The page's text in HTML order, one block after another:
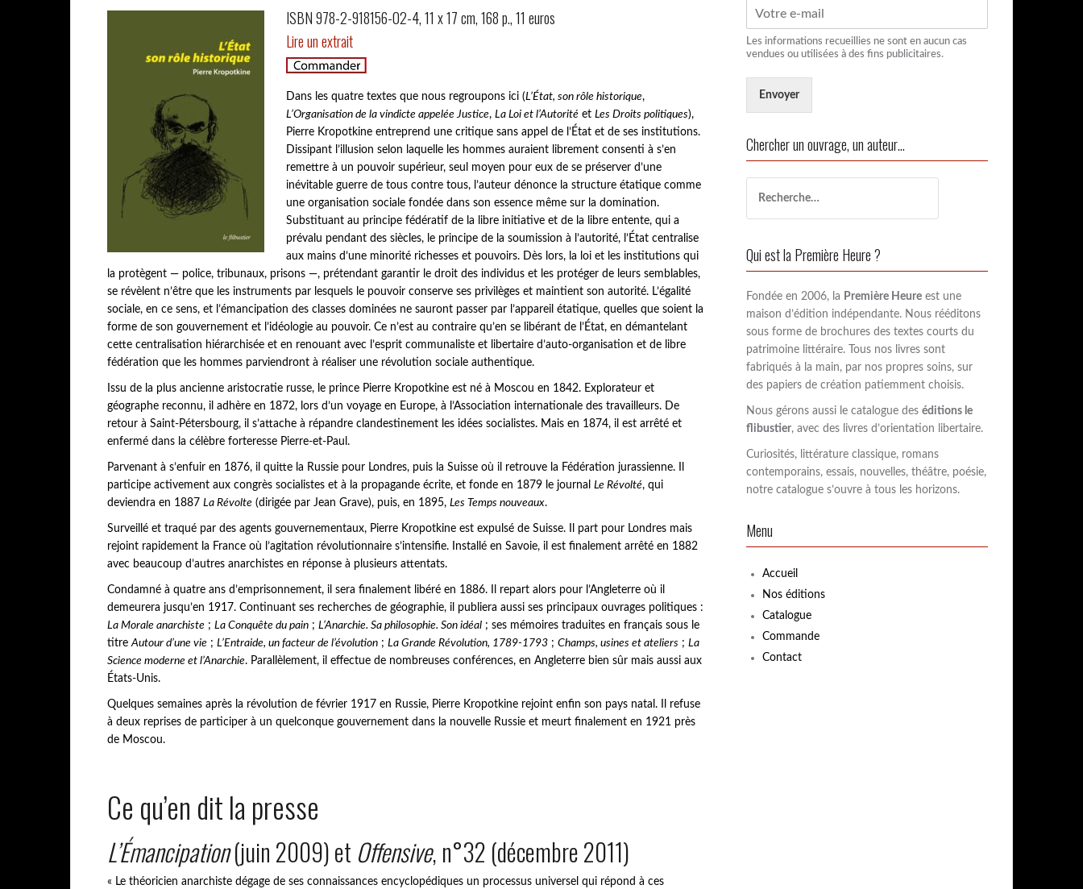
ISBN 978-2-918156-02-4, 11 x 17 cm, 168 p., 11 euros
Lire un extrait
Dans les quatre textes que nous regroupons ici (L’État, son rôle historique,
L’Organisation de la vindicte appelée Justice, La Loi et l’Autorité et Les Droits politiques),
Pierre Kropotkine entreprend une critique sans appel de l’État et de ses institutions.
Dissipant l’illusion selon laquelle les hommes auraient librement consenti à s’en
remettre à un pouvoir supérieur, seul moyen pour eux de se préserver d’une
inévitable guerre de tous contre tous, l’auteur dénonce la structure étatique comme
une organisation sociale fondée dans son essence même sur la domination.
Substituant au principe fédératif de la libre initiative et de la libre entente, qui a
prévalu pendant des siècles, le principe de la soumission à l’autorité, l’État centralise
aux mains d’une minorité richesses et pouvoirs. Dès lors, la loi et les institutions qui
la protègent — police, tribunaux, prisons —, prétendant garantir le droit des individus et les protéger de leurs semblables,
se révèlent n’être que les instruments par lesquels le pouvoir conserve ses privilèges et maintient son autorité. L’égalité
sociale, en ce sens, et l’émancipation des classes dominées ne sauront passer par l’appareil étatique, quelles que soient la
forme de son gouvernement et l’idéologie au pouvoir. Ce n’est au contraire qu’en se libérant de l’État, en démantelant
cette centralisation hiérarchisée et en renouant avec l’esprit communaliste et libertaire d’auto-organisation et de libre
fédération que les hommes parviendront à réaliser une révolution sociale authentique.
Issu de la plus ancienne aristocratie russe, le prince Pierre Kropotkine est né à Moscou en 1842. Explorateur et
géographe reconnu, il adhère en 1872, lors d’un voyage en Europe, à l’Association internationale des travailleurs. De
retour à Saint-Pétersbourg, il s’attache à répandre clandestinement les idées socialistes. Mais en 1874, il est arrêté et
enfermé dans la célèbre forteresse Pierre-et-Paul.
Parvenant à s’enfuir en 1876, il quitte la Russie pour Londres, puis la Suisse où il retrouve la Fédération jurassienne. Il
participe activement aux congrès socialistes et à la propagande écrite, et fonde en 1879 le journal Le Révolté, qui
deviendra en 1887 La Révolte (dirigée par Jean Grave), puis, en 1895, Les Temps nouveaux.
Surveillé et traqué par des agents gouvernementaux, Pierre Kropotkine est expulsé de Suisse. Il part pour Londres mais
rejoint rapidement la France où l’agitation révolutionnaire s’intensifie. Installé en Savoie, il est finalement arrêté en 1882
avec beaucoup d’autres anarchistes en réponse à plusieurs attentats.
Condamné à quatre ans d’emprisonnement, il sera finalement libéré en 1886. Il repart alors pour l’Angleterre où il
demeurera jusqu’en 1917. Continuant ses recherches de géographie, il publiera aussi ses principaux ouvrages politiques :
La Morale anarchiste ; La Conquête du pain ; L’Anarchie. Sa philosophie. Son idéal ; ses mémoires traduites en français sous le
titreAutour d’une vie ; L’Entraide, un facteur de l’évolution ; La Grande Révolution, 1789-1793 ; Champs, usines et ateliers ; La
Science moderne et l’Anarchie. Parallèlement, il effectue de nombreuses conférences, en Angleterre bien sûr mais aussi aux
États-Unis.
Quelques semaines après la révolution de février 1917 en Russie, Pierre Kropotkine rejoint enfin son pays natal. Il refuse
à deux reprises de participer à un quelconque gouvernement dans la nouvelle Russie et meurt finalement en 1921 près
de Moscou.
Ce qu’en dit la presse
L’Émancipation(juin 2009) et Offensive, n°32 (décembre 2011)
« Le théoricien anarchiste dégage de ses connaissances encyclopédiques un processus universel qui répond à ces
Les informations recueillies ne sont en aucun cas
vendues ou utilisées à des fins publicitaires.
Envoyer
Chercher un ouvrage, un auteur…
c
e
r
c
h
e
r
:
Qui est la Première Heure ?
Fondée en 2006, la Première Heure est une
maison d’édition indépendante. Nous rééditons
sous forme de brochures des textes courts du
patrimoine littéraire. Tous nos livres sont
fabriqués à la main, par nos propres soins, sur
des papiers de création patiemment choisis.
Nous gérons aussi le catalogue des éditions le
flibustier, avec des livres d’orientation libertaire.
Curiosités, littérature classique, romans
contemporains, essais, nouvelles, théâtre, poésie,
notre catalogue s’ouvre à tous les horizons.
Menu
Accueil
Nos éditions
Catalogue
Commande
Contact